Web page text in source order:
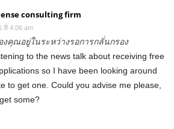
consulting firm
ที่ 4:06 am
งคุณอยู่ในระหว่างรอการกลั่นกรอง
to the news talk about receiving free
so I have been looking around
to get one. Could you advise me please,
some?